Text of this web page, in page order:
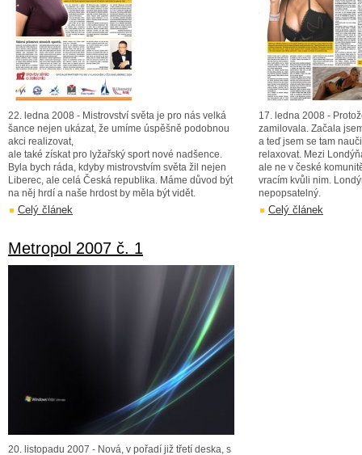
22. ledna 2008 - Mistrovství světa je pro nás velká
šance nejen ukázat, že umíme úspěšně podobnou
akci realizovat,
ale také získat pro lyžařský sport nové nadšence.
Byla bych ráda, kdyby mistrovstvím světa žil nejen
Liberec, ale celá Česká republika. Máme důvod být
na něj hrdí a naše hrdost by měla být vidět.
Celý článek
17. ledna 2008 -
zamilovala. Začala
a teď jsem se tam
relaxovat. Mezi
ale ne v české
vracím kvůli nim.
nepopsatelný.
Celý článek
Metropol 2007 č. 1
20. listopadu 2007 - Nová, v pořadí již třetí deska, s